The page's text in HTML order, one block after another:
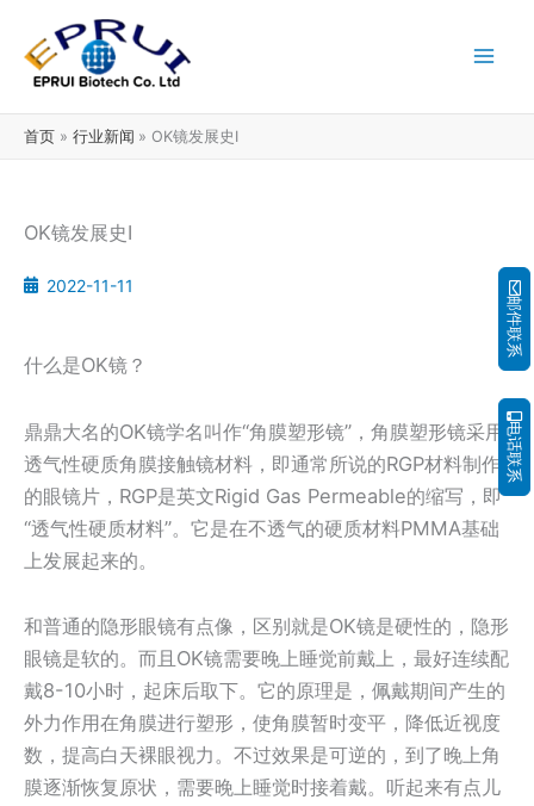
容
首页 行业新闻 OK镜发展史I
OK镜发展史I
2022-11-11
什么是OK镜？
鼎鼎大名的OK镜学名叫作“角膜塑形镜”，角膜塑形镜采用
透气性硬质角膜接触镜材料，即通常所说的RGP材料制作
的眼镜片，RGP是英文Rigid Gas Permeable的缩写，即
“透气性硬质材料”。它是在不透气的硬质材料PMMA基础
上发展起来的。
和普通的隐形眼镜有点像，区别就是OK镜是硬性的，隐形
眼镜是软的。而且OK镜需要晚上睡觉前戴上，最好连续配
戴8-10小时，起床后取下。它的原理是，佩戴期间产生的
外力作用在角膜进行塑形，使角膜暂时变平，降低近视度
数，提高白天裸眼视力。不过效果是可逆的，到了晚上角
膜逐渐恢复原状，需要晚上睡觉时接着戴。听起来有点儿
邮件联系
电话联系